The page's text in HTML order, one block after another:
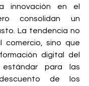
innovación en el
consolidan un
La tendencia no
comercio, sino que
digital del
para las
de los